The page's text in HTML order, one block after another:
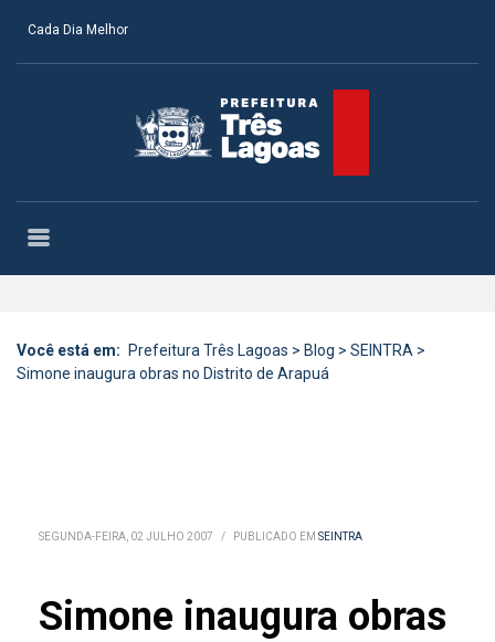
Cada Dia Melhor
Você está em: Prefeitura Três Lagoas > Blog > SEINTRA >
Simone inaugura obras no Distrito de Arapuá
SEGUNDA-FEIRA, 02 JULHO 2007 / PUBLICADO EM SEINTRA
Simone inaugura obras